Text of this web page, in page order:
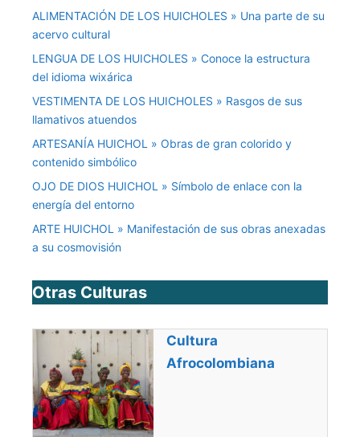
ALIMENTACIÓN DE LOS HUICHOLES » Una parte de su
acervo cultural
LENGUA DE LOS HUICHOLES » Conoce la estructura
del idioma wixárica
VESTIMENTA DE LOS HUICHOLES » Rasgos de sus
llamativos atuendos
ARTESANÍA HUICHOL » Obras de gran colorido y
contenido simbólico
OJO DE DIOS HUICHOL » Símbolo de enlace con la
energía del entorno
ARTE HUICHOL » Manifestación de sus obras anexadas
a su cosmovisión
Otras Culturas
Cultura
Afrocolombiana